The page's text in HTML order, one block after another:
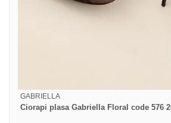
GABRIELLA
Ciorapi plasa Gabriella Floral code 576